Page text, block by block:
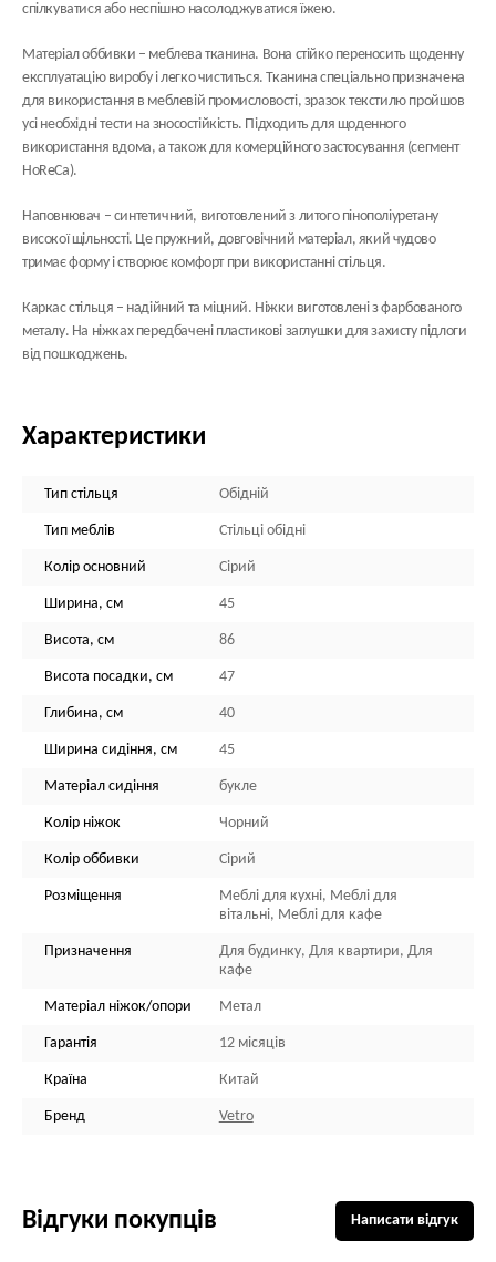
спілкуватися або неспішно насолоджуватися їжею.
Матеріал оббивки – меблева тканина. Вона стійко переносить щоденну
експлуатацію виробу і легко чиститься. Тканина спеціально призначена
для використання в меблевій промисловості, зразок текстилю пройшов
усі необхідні тести на зносостійкість. Підходить для щоденного
використання вдома, а також для комерційного застосування (сегмент
HoReCa).
Наповнювач – синтетичний, виготовлений з литого пінополіуретану
високої щільності. Це пружний, довговічний матеріал, який чудово
тримає форму і створює комфорт при використанні стільця.
Каркас стільця – надійний та міцний. Ніжки виготовлені з фарбованого
металу. На ніжках передбачені пластикові заглушки для захисту підлоги
від пошкоджень.
Характеристики
Тип стільця Обідній
Тип меблів Стільці обідні
Колір основний Сірий
Ширина, см 45
Висота, см 86
Висота посадки, см 47
Глибина, см 40
Ширина сидіння, см 45
Матеріал сидіння букле
Колір ніжок Чорний
Колір оббивки Сірий
Розміщення
Меблі для кухні, Меблі для
вітальні, Меблі для кафе
Призначення
Для будинку, Для квартири, Для
кафе
Матеріал ніжок/опори Метал
Гарантія 12 місяців
Країна Китай
Бренд Vetro
Відгуки покупців Написати відгук